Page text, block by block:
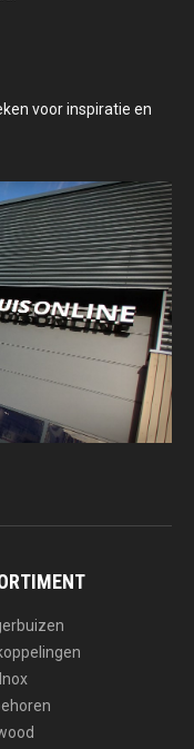
voor inspiratie en